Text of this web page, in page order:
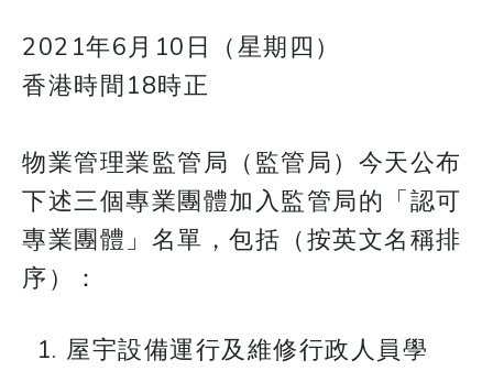
2021年6月10日（星期四）
香港時間18時正
物業管理業監管局（監管局）今天公布
下述三個專業團體加入監管局的「認可
專業團體」名單，包括（按英文名稱排
序）：
屋宇設備運行及維修行政人員學